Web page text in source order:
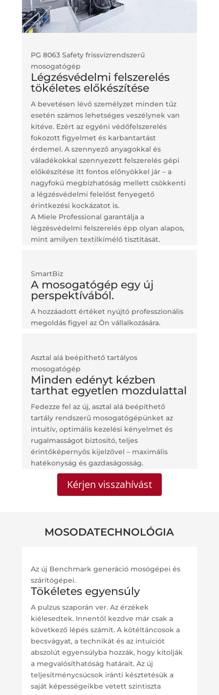
PG 8063 Safety frissvízrendszerű
mosogatógép
Légzésvédelmi felszerelés
tökéletes előkészítése
A bevetésen lévő személyzet minden tűz
esetén számos lehetséges veszélynek van
kitéve. Ezért az egyéni védőfelszerelés
fokozott figyelmet és karbantartást
érdemel. A szennyező anyagokkal és
váladékokkal szennyezett felszerelés gépi
előkészítése itt fontos előnyökkel jár – a
nagyfokú megbízhatóság mellett csökkenti
a légzésvédelmi felelőst fenyegető
érintkezési kockázatot is.
A Miele Professional garantálja a
légzésvédelmi felszerelés épp olyan alapos,
mint amilyen textilkímélő tisztítását.
SmartBiz
A mosogatógép egy új
perspektívából.
A hozzáadott értéket nyújtó professzionális
megoldás figyel az Ön vállalkozására.
Asztal alá beépíthető tartályos
mosogatógép
Minden edényt kézben
tarthat egyetlen mozdulattal
Fedezze fel az új, asztal alá beépíthető
tartály rendszerű mosogatógépünket az
intuitív, optimális kezelési kényelmet és
rugalmasságot biztosító, teljes
érintőképernyős kijelzővel – maximális
hatékonyság és gazdaságosság.
Kérjen visszahívást
MOSODATECHNOLÓGIA
Az új Benchmark generáció mosógépei és
szárítógépei.
Tökéletes egyensúly
A pulzus szaporán ver. Az érzékek
kiélesedtek. Innentől kezdve már csak a
következő lépés számít. A kötéltáncosok a
becsvágyat, a technikát és az intuíciót
abszolút egyensúlyba hozzák, hogy kitolják
a megvalósíthatóság határait. Az új
teljesítménycsúcsok iránti késztetésük a
saját képességeikbe vetett színtiszta